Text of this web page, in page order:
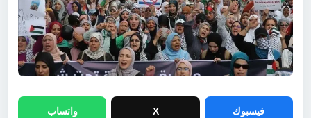
فيسبوك X واتساب